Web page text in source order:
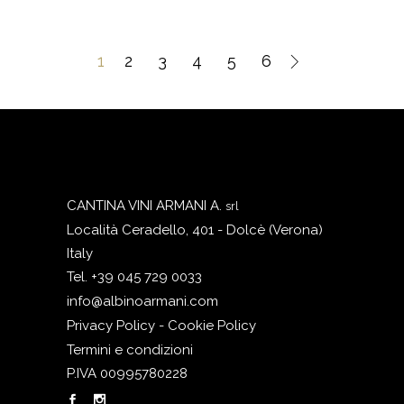
accompagnato da riflessi
1 2 3 4 5 6
CANTINA VINI ARMANI A. srl
Località Ceradello, 401 - Dolcè (Verona)
Italy
Tel. +39 045 729 0033
info@albinoarmani.com
Privacy Policy - Cookie Policy
Termini e condizioni
P.IVA 00995780228